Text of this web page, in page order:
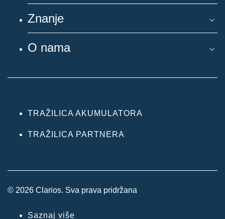
Znanje
O nama
TRAŽILICA AKUMULATORA
TRAŽILICA PARTNERA
© 2026 Clarios. Sva prava pridržana
Saznaj više